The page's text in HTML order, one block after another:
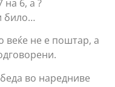
6, а ?
било…
веќе не е поштар, а
во наредниве